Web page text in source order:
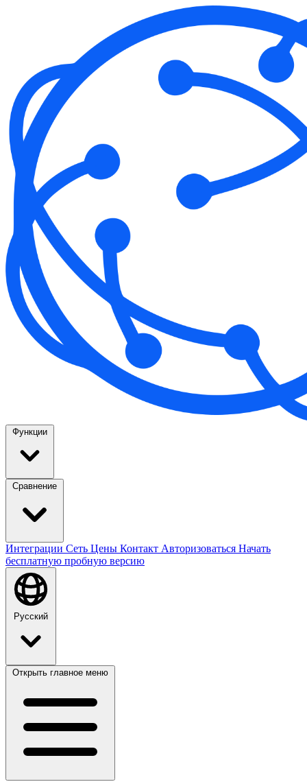
Функции
Сравнение
Интеграции Сеть Цены Контакт Авторизоваться Начать
бесплатную пробную версию
Русский
Открыть главное меню